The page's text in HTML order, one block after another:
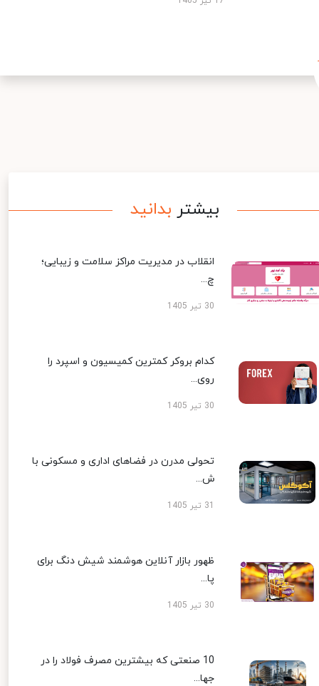
بیشتر بدانید
انقلاب در مدیریت مراکز سلامت و زیبایی؛
چ...
30 تیر 1405
کدام بروکر کمترین کمیسیون و اسپرد را
روی...
30 تیر 1405
تحولی مدرن در فضاهای اداری و مسکونی با
ش...
ظهور بازار آنلاین هوشمند شیش دنگ برای
پا...
30 تیر 1405
10 صنعتی که بیشترین مصرف فولاد را در
جها...